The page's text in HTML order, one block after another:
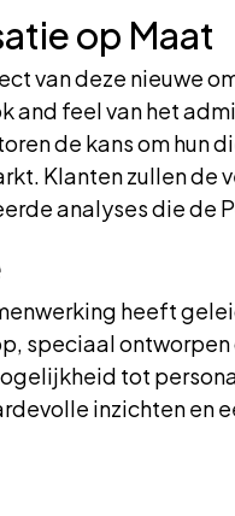
op Maat
van deze nieuwe
and feel van het
de kans om hun
Klanten zullen de
analyses die de
heeft
speciaal
tot
inzichten en